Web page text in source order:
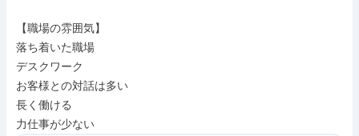
【職場の雰囲気】
落ち着いた職場
デスクワーク
お客様との対話は多い
長く働ける
力仕事が少ない